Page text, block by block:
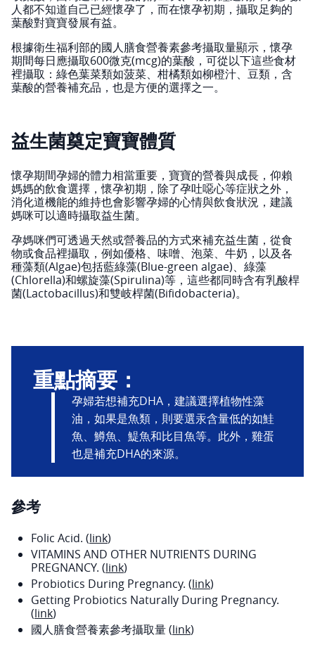
人都不知道自己已經懷孕了，而在懷孕初期，攝取足夠的
葉酸對寶寶發展有益。
根據衛生福利部的國人膳食營養素參考攝取量顯示，懷孕
期間每日應攝取600微克(mcg)的葉酸，可從以下這些食材
裡攝取：綠色葉菜類如菠菜、柑橘類如柳橙汁、豆類，含
葉酸的營養補充品，也是方便的選擇之一。
益生菌奠定寶寶體質
懷孕期間孕婦的體力相當重要，寶寶的營養與成長，仰賴
媽媽的飲食選擇，懷孕初期，除了孕吐噁心等症狀之外，
消化道機能的維持也會影響孕婦的心情與飲食狀況，建議
媽咪可以適時攝取益生菌。
孕媽咪們可透過天然或營養品的方式來補充益生菌，從食
物或食品裡攝取，例如優格、味噌、泡菜、牛奶，以及各
種藻類(Algae)包括藍綠藻(Blue-green algae)、綠藻
(Chlorella)和螺旋藻(Spirulina)等，這些都同時含有乳酸桿
菌(Lactobacillus)和雙岐桿菌(Bifidobacteria)。
重點摘要：
孕婦若想補充DHA，建議選擇植物性藻
油，如果是魚類，則要選汞含量低的如鮭
魚、鱒魚、鯷魚和比目魚等。此外，雞蛋
也是補充DHA的來源。
參考
Folic Acid. (link)
VITAMINS AND OTHER NUTRIENTS DURING
PREGNANCY. (link)
Probiotics During Pregnancy. (link)
Getting Probiotics Naturally During Pregnancy.
(link)
國人膳食營養素參考攝取量 (link)